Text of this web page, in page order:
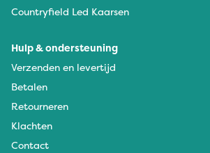
Countryfield Led Kaarsen
Hulp & ondersteuning
Verzenden en levertijd
Betalen
Retourneren
Klachten
Contact